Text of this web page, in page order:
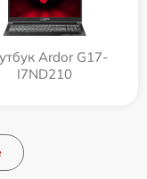
Ardor G17-
I7ND210